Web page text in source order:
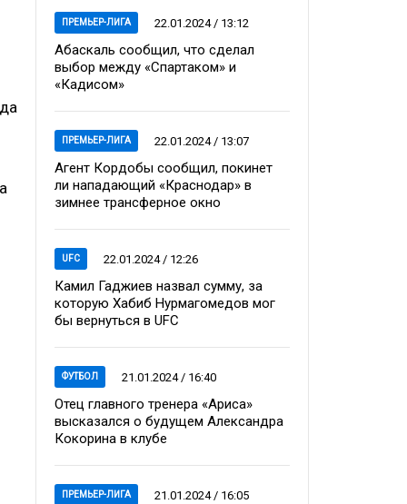
ПРЕМЬЕР-ЛИГА 22.01.2024 / 13:12
Абаскаль сообщил, что сделал
выбор между «Спартаком» и
«Кадисом»
ПРЕМЬЕР-ЛИГА 22.01.2024 / 13:07
Агент Кордобы сообщил, покинет
ли нападающий «Краснодар» в
зимнее трансферное окно
UFC 22.01.2024 / 12:26
Камил Гаджиев назвал сумму, за
которую Хабиб Нурмагомедов мог
бы вернуться в UFC
ФУТБОЛ 21.01.2024 / 16:40
Отец главного тренера «Ариса»
высказался о будущем Александра
Кокорина в клубе
ПРЕМЬЕР-ЛИГА 21.01.2024 / 16:05